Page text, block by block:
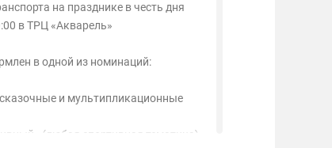
на празднике в честь дня
в ТРЦ «Акварель»
в одной из номинаций:
и мультипликационные
(любая спортивная тематика)